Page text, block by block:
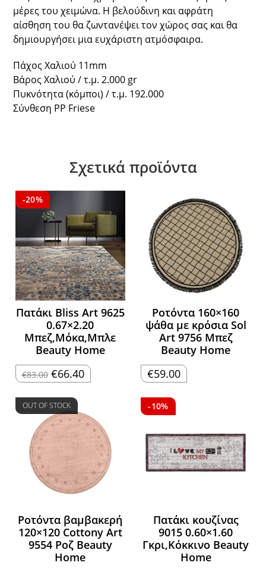
μέρες του χειμώνα. Η βελούδινη και αφράτη
αίσθηση του θα ζωντανέψει τον χώρος σας και θα
δημιουργήσει μια ευχάριστη ατμόσφαιρα.
Πάχος Χαλιού 11mm
Βάρος Χαλιού / τ.μ. 2.000 gr
Πυκνότητα (κόμποι) / τ.μ. 192.000
Σύνθεση PP Friese
Σχετικά προϊόντα
-20%
Πατάκι Bliss Art 9625
0.67×2.20
Μπεζ,Μόκα,Μπλε
Beauty Home
€83.00 Original
price
€83.00.
€66.40Η
τρέχουσα
Ροτόντα 160×160
ψάθα με κρόσια Sol
Art 9756 Μπεζ
Beauty Home
€59.00
OUT OF STOCK
Ροτόντα βαμβακερή
120×120 Cottony Art
9554 Ροζ Beauty
Home
-10%
Πατάκι κουζίνας
9015 0.60×1.60
Γκρι,Κόκκινο Beauty
Home